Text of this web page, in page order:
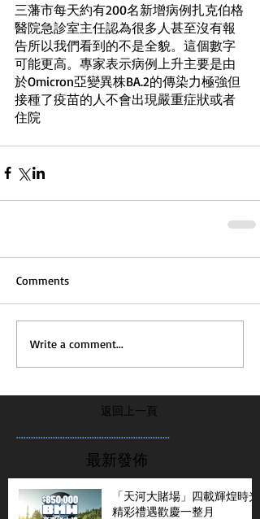
三藩市每天約有200名新增病例扎克伯格
醫院急診室主任認為很多人甚至沒有報
告所以我們看到的不是全貌。這個數字
可能更高。專家表示病例上升主要是由
於Omicron亞變異株BA.2的傳染力極強但
接種了疫苗的人不會出現嚴重症狀或者
住院
Comments
Write a comment...
返回上一頁
...............................................................
最新發佈
「天河大賭場」四載輝煌時光
精彩禮遇歡慶一整月